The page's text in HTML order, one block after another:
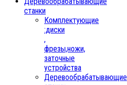
станки
Комплектующие
:диски
,
фрезы,ножи,
заточные
устройства
Деревообрабатывающие